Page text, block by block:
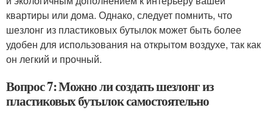
квартиры или дома. Однако, следует помнить, что
шезлонг из пластиковых бутылок может быть более
удобен для использования на открытом воздухе, так как
он легкий и прочный.
Вопрос 7: Можно ли создать шезлонг из
пластиковых бутылок самостоятельно